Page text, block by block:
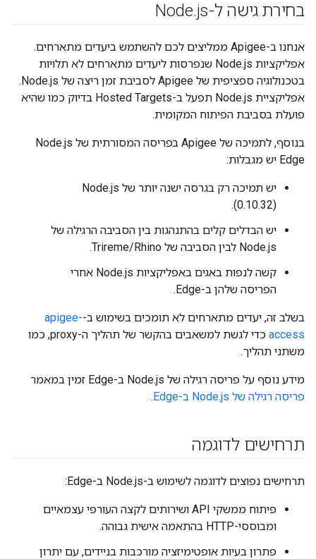
בחירת גישה ל-Node .js
אנחנו ב-Apigee ממליצים לכם להשתמש ביעדים מתארחים.
אפליקציות Node.js שנפרסות ליעדים מתארחים לא תלויות
בטכנולוגיה ספציפית של Apigee לסביבת זמן ריצה של Node.js.
אפליקציית Node.js תפעל ב-Hosted Targets בדיוק כמו שהיא
פועלת בסביבת הפיתוח המקומית.
בנוסף, לתמיכה של Apigee בפריסה המסורתית של Node.js
Edge יש מגבלות:
(0.10.32).
יש הבדלים קלים בהתנהגות בין הסביבה הרגילה של
Node.js לבין הסביבה של Trireme/Rhino.
קשה לנפות באגים באפליקציות Node.js אחרי
הפריסה שלהן ב-Edge.
בשלב זה, יעדים מתארחים לא תומכים בשימוש ב-apigee-
access
כדי לגשת למשאבים בהקשר של תהליך ה-proxy, כמו
משתני תהליך.
מידע נוסף על פריסה רגילה של Node.js ב-Edge זמין במאמר
פריסה רגילה של Node.js ב-Edge
.
תרחישים לדוגמה
תרחישים נפוצים לדוגמה לשימוש ב-Node.js ב-Edge:
פיתוח ממשקי API ושירותים לקצה העורפי עצמאיים
ומבוססי-HTTP בהתאמה אישית גבוהה.
פתרון בעיות אופטימיזציה מורכבות בניידים, עם יתרון